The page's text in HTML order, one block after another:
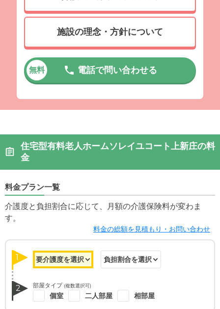
施設の理念・方針について
無料 電話で問い合わせる
住宅型有料老人ホームソレイユコート上新庄の料
金
料金プラン一覧
介護度と負担割合に応じて、月額の介護保険料が変わま
す。
料金の総額を見積もり・お問い合わせ
1
2 部屋タイプ (複数選択可)
個室 二人部屋 相部屋